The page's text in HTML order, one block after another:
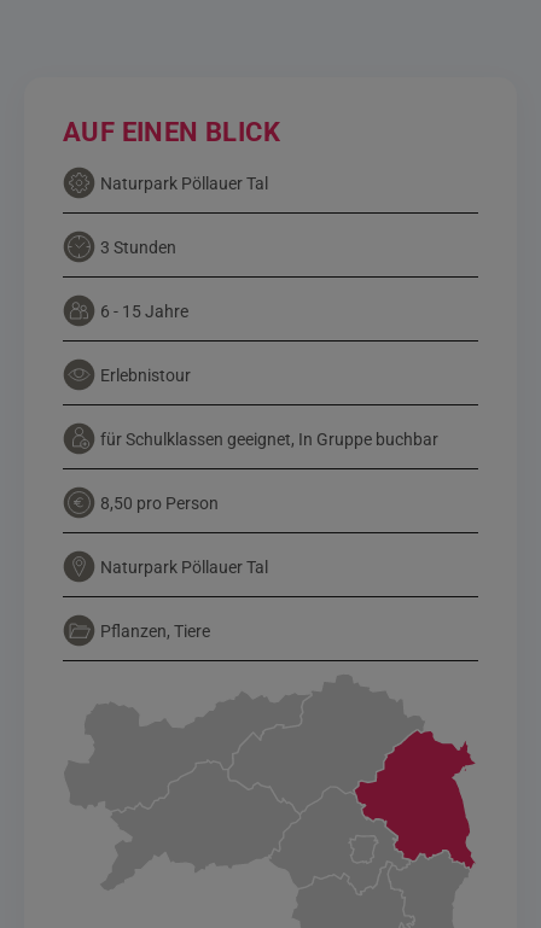
AUF EINEN BLICK
Naturpark Pöllauer Tal
3 Stunden
6 - 15 Jahre
Erlebnistour
für Schulklassen geeignet, In Gruppe buchbar
8,50 pro Person
Naturpark Pöllauer Tal
Pflanzen, Tiere